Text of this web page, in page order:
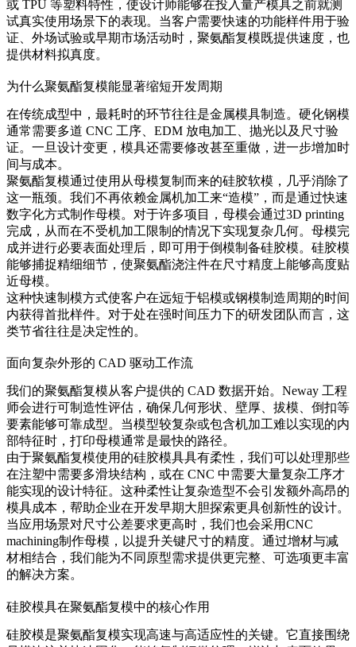
或 TPU 等塑料特性，使设计师能够在投入量产模具之前就测
试真实使用场景下的表现。当客户需要快速的功能样件用于验
证、外场试验或早期市场活动时，聚氨酯复模既提供速度，也
提供材料拟真度。
为什么聚氨酯复模能显著缩短开发周期
在传统成型中，最耗时的环节往往是金属模具制造。硬化钢模
通常需要多道 CNC 工序、EDM 放电加工、抛光以及尺寸验
证。一旦设计变更，模具还需要修改甚至重做，进一步增加时
间与成本。
聚氨酯复模通过使用从母模复制而来的硅胶软模，几乎消除了
这一瓶颈。我们不再依赖金属机加工来“造模”，而是通过快速
数字化方式制作母模。对于许多项目，母模会通过3D printing
完成，从而在不受机加工限制的情况下实现复杂几何。母模完
成并进行必要表面处理后，即可用于倒模制备硅胶模。硅胶模
能够捕捉精细细节，使聚氨酯浇注件在尺寸精度上能够高度贴
近母模。
这种快速制模方式使客户在远短于铝模或钢模制造周期的时间
内获得首批样件。对于处在强时间压力下的研发团队而言，这
类节省往往是决定性的。
面向复杂外形的 CAD 驱动工作流
我们的聚氨酯复模从客户提供的 CAD 数据开始。Neway 工程
师会进行可制造性评估，确保几何形状、壁厚、拔模、倒扣等
要素能够可靠成型。当模型较复杂或包含机加工难以实现的内
部特征时，打印母模通常是最快的路径。
由于聚氨酯复模使用的硅胶模具具有柔性，我们可以处理那些
在注塑中需要多滑块结构，或在 CNC 中需要大量复杂工序才
能实现的设计特征。这种柔性让复杂造型不会引发额外高昂的
模具成本，帮助企业在开发早期大胆探索更具创新性的设计。
当应用场景对尺寸公差要求更高时，我们也会采用CNC
machining制作母模，以提升关键尺寸的精度。通过增材与减
材相结合，我们能为不同原型需求提供更完整、可选项更丰富
的解决方案。
硅胶模具在聚氨酯复模中的核心作用
硅胶模是聚氨酯复模实现高速与高适应性的关键。它直接围绕